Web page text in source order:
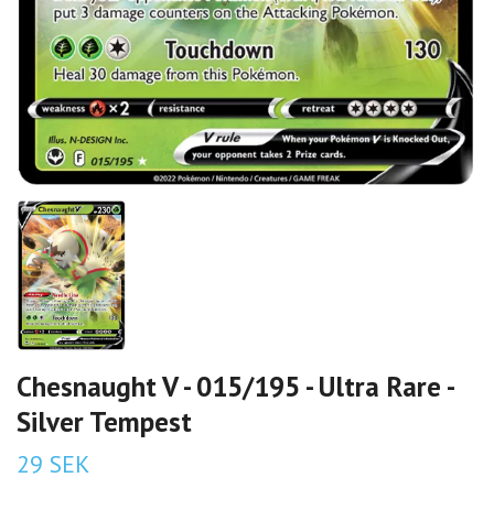
Chesnaught V - 015/195 - Ultra Rare -
Silver Tempest
29 SEK